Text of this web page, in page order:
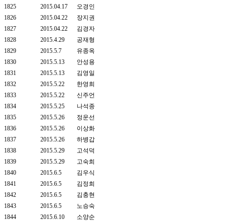
1825
2015.04.17
오경인
1826
2015.04.22
장지권
1827
2015.04.22
김경자
1828
2015.4.29
공재형
1829
2015.5.7
유종옥
1830
2015.5.13
안성용
1831
2015.5.13
김영일
1832
2015.5.22
한영희
1833
2015.5.22
신주언
1834
2015.5.25
나석종
1835
2015.5.26
정운선
1836
2015.5.26
이상화
1837
2015.5.26
하병갑
1838
2015.5.29
고석덕
1839
2015.5.29
고숙희
1840
2015.6.5
김우식
1841
2015.6.5
김정희
1842
2015.6.5
김충현
1843
2015.6.5
노승숙
1844
2015.6.10
소양순